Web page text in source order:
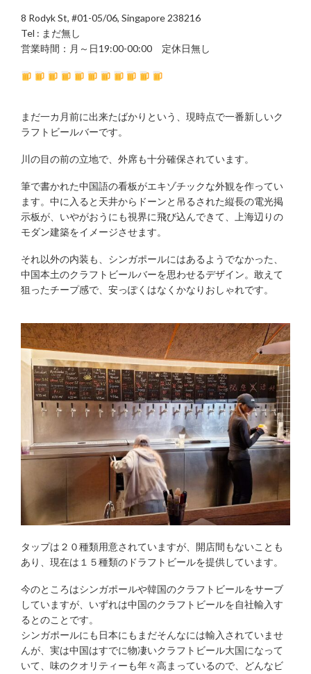
8 Rodyk St, #01-05/06, Singapore 238216
Tel : まだ無し
営業時間：月～日19:00-00:00 定休日無し
まだ一カ月前に出来たばかりという、現時点で一番新しいク
ラフトビールバーです。
川の目の前の立地で、外席も十分確保されています。
筆で書かれた中国語の看板がエキゾチックな外観を作ってい
ます。中に入ると天井からドーンと吊るされた縦長の電光掲
示板が、いやがおうにも視界に飛び込んできて、上海辺りの
モダン建築をイメージさせます。
それ以外の内装も、シンガポールにはあるようでなかった、
中国本土のクラフトビールバーを思わせるデザイン。敢えて
狙ったチープ感で、安っぽくはなくかなりおしゃれです。
タップは２０種類用意されていますが、開店間もないことも
あり、現在は１５種類のドラフトビールを提供しています。
今のところはシンガポールや韓国のクラフトビールをサーブ
していますが、いずれは中国のクラフトビールを自社輸入す
るとのことです。
シンガポールにも日本にもまだそんなには輸入されていませ
んが、実は中国はすでに物凄いクラフトビール大国になって
いて、味のクオリティーも年々高まっているので、どんなビ